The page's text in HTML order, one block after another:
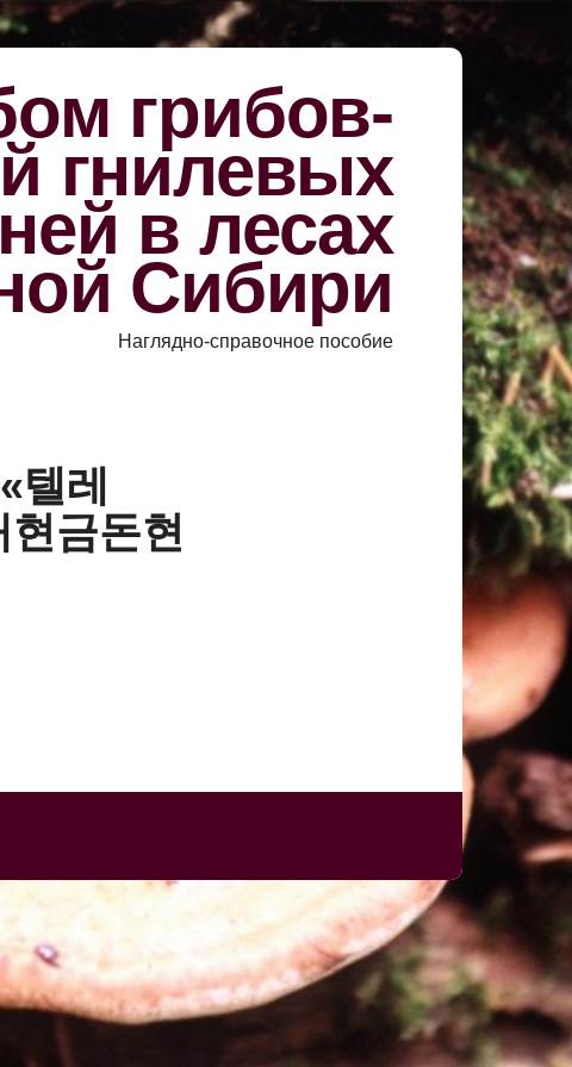
грибов-
гнилевых
в лесах
Сибири
Наглядно-справочное пособие
레
금돈현